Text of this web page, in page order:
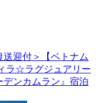
送迎付＞【ベトナム
ラ☆ラグジュアリー
ンカムラン』宿泊